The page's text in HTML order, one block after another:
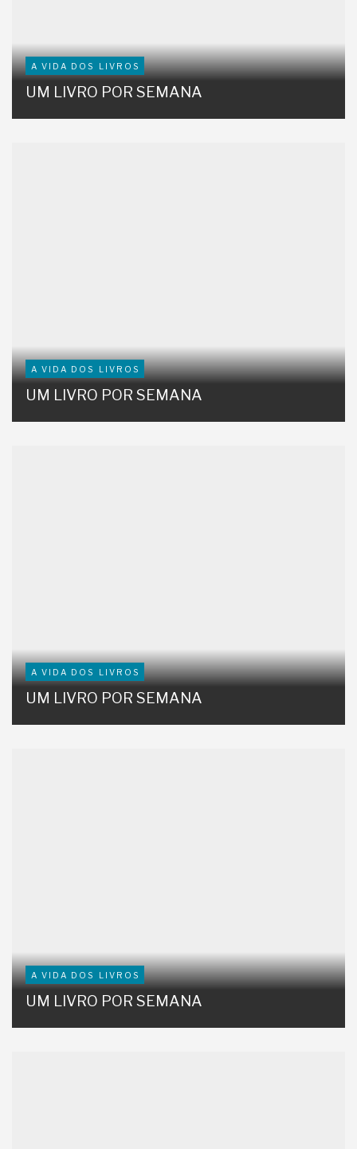
A VIDA DOS LIVROS
UM LIVRO POR SEMANA
A VIDA DOS LIVROS
UM LIVRO POR SEMANA
A VIDA DOS LIVROS
UM LIVRO POR SEMANA
A VIDA DOS LIVROS
UM LIVRO POR SEMANA